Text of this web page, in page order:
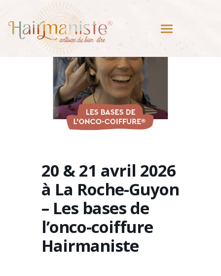
20 & 21 avril 2026
à La Roche-Guyon
– Les bases de
l’onco-coiffure
Hairmaniste